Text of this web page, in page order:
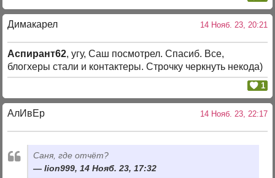
Димакарел 14 Нояб. 23, 20:21
Аспирант62, угу, Саш посмотрел. Спасиб. Все,
блогхеры стали и контактеры. Строчку черкнуть некода)
1
АлИвЕр 14 Нояб. 23, 22:17
Саня, где отчёт?
lion999, 14 Нояб. 23, 17:32